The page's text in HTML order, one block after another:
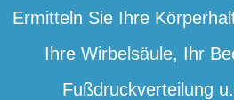
Ermitteln Sie Ihre
Ihre Wirbelsäule, Ihr
Fußdruckverteilung